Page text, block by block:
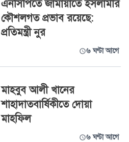
এনসিপিতে জামায়াতে ইসলামীর
কৌশলগত প্রভাব রয়েছে:
প্রতিমন্ত্রী নুর
৬ ঘণ্টা আগে
মাহবুব আলী খানের
শাহাদাতবার্ষিকীতে দোয়া
মাহফিল
৬ ঘণ্টা আগে